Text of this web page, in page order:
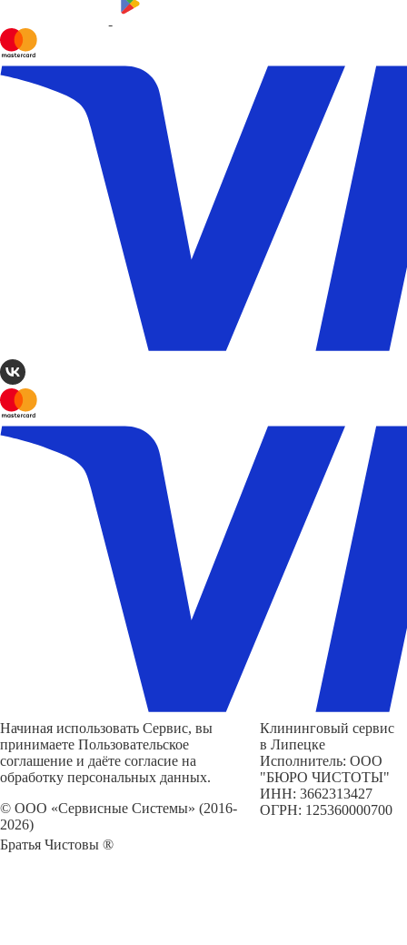
Начиная использовать Сервис, вы
принимаете Пользовательское
соглашение и даёте согласие на
обработку персональных данных.
© ООО «Сервисные Системы» (2016-
2026)
Братья Чистовы ®
Клининговый сервис
в Липецке
Исполнитель: ООО
"БЮРО ЧИСТОТЫ"
ИНН: 3662313427
ОГРН: 125360000700